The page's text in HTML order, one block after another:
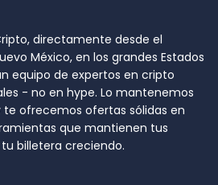
directamente desde el
México, en los grandes Estados
equipo de expertos en cripto
- no en hype. Lo mantenemos
ofrecemos ofertas sólidas en
que mantienen tus
billetera creciendo.